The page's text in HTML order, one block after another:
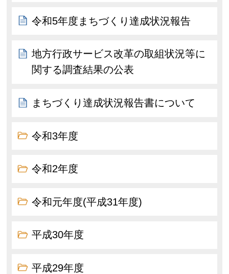
令和5年度まちづくり達成状況報告
地方行政サービス改革の取組状況等に
関する調査結果の公表
まちづくり達成状況報告書について
令和3年度
令和2年度
令和元年度(平成31年度)
平成30年度
平成29年度